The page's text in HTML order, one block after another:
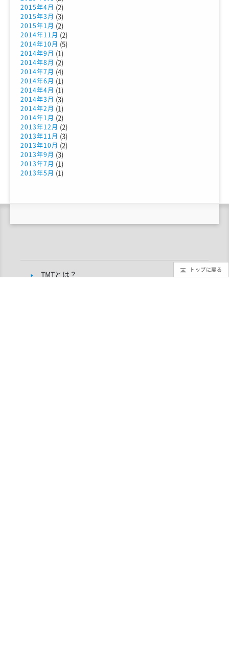
2015年4月 (2)
2015年3月 (3)
2015年1月 (2)
2014年11月 (2)
2014年10月 (5)
2014年9月 (1)
2014年8月 (2)
2014年7月 (4)
2014年6月 (1)
2014年4月 (1)
2014年3月 (3)
2014年2月 (1)
2014年1月 (2)
2013年12月 (2)
2013年11月 (3)
2013年10月 (2)
2013年9月 (3)
2013年7月 (1)
2013年5月 (1)
TMTとは？ トップに戻る